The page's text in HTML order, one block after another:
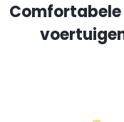
Comfortabele